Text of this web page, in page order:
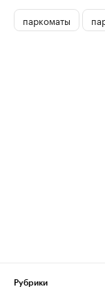
паркоматы
Рубрики